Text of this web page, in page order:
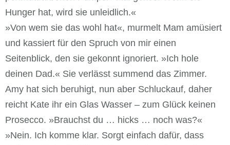
Hunger hat, wird sie unleidlich.«
»Von wem sie das wohl hat«, murmelt Mam amüsiert
und kassiert für den Spruch von mir einen
Seitenblick, den sie gekonnt ignoriert. »Ich hole
deinen Dad.« Sie verlässt summend das Zimmer.
Amy hat sich beruhigt, nun aber Schluckauf, daher
reicht Kate ihr ein Glas Wasser – zum Glück keinen
Prosecco. »Brauchst du … hicks … noch was?«
»Nein. Ich komme klar. Sorgt einfach dafür, dass